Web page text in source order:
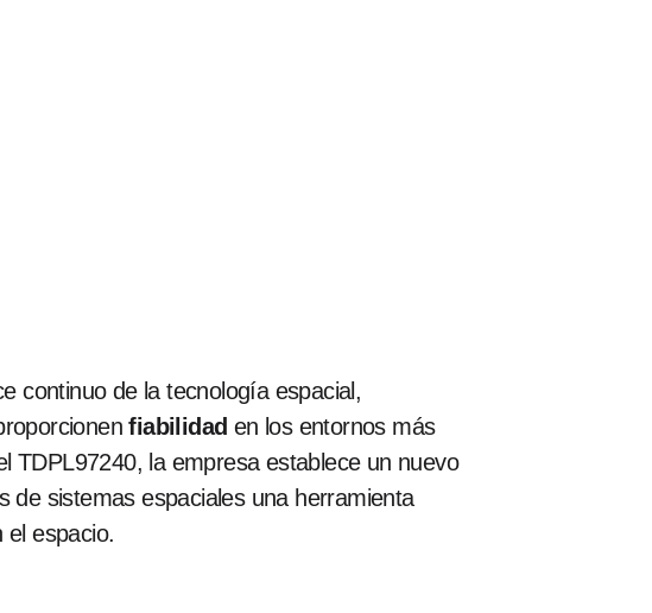
continuo de la tecnología espacial,
fiabilidad en los entornos más
TDPL97240, la empresa establece un nuevo
de sistemas espaciales una herramienta
el espacio.